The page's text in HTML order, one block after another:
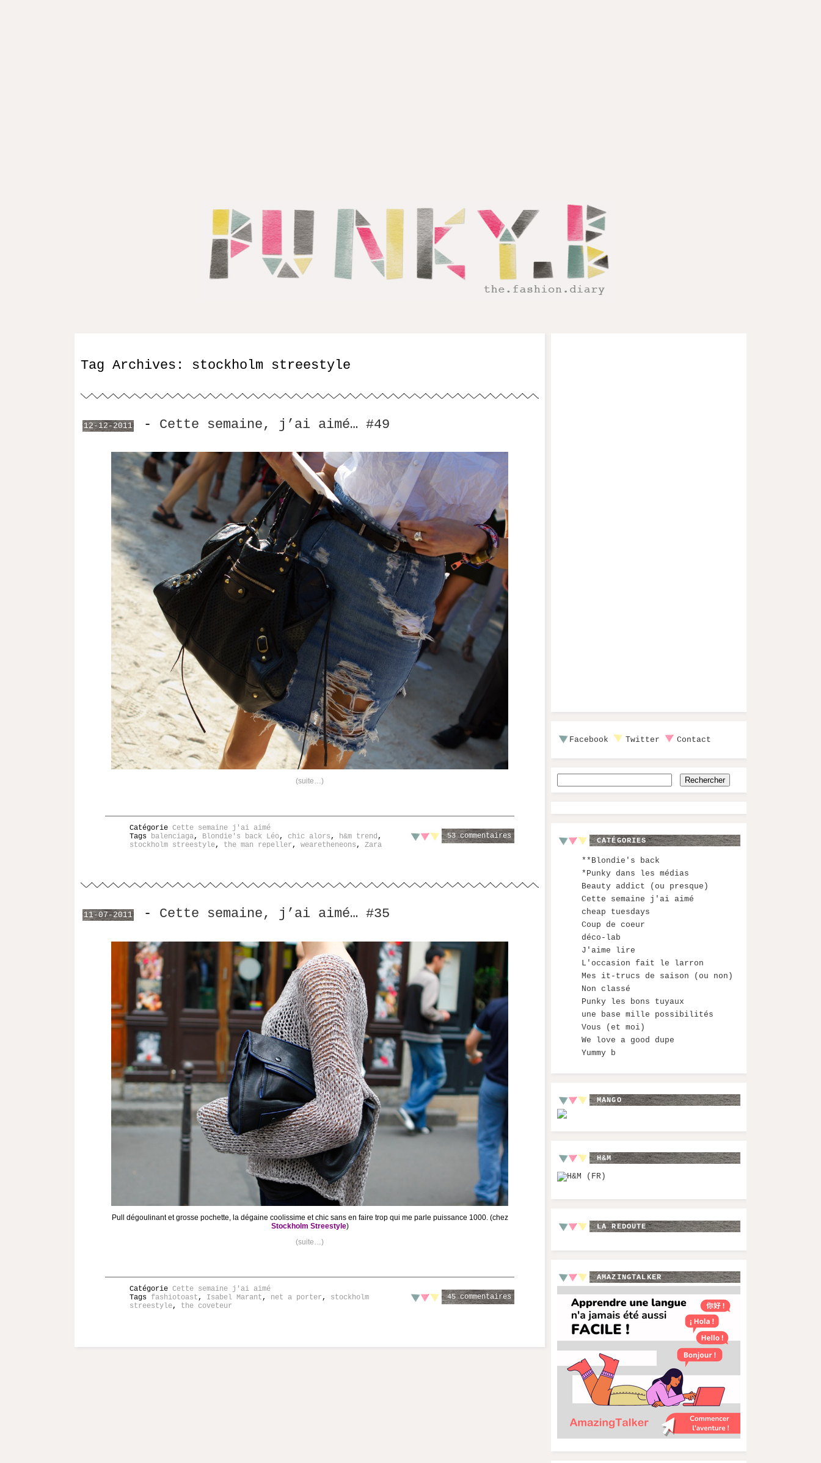
Tag Archives: stockholm streestyle
12-12-2011 - Cette semaine, j’ai aimé… #49
(suite…)
53 commentaires
Catégorie Cette semaine j'ai aimé
Tags balenciaga, Blondie's back Léo, chic alors, h&m trend,
stockholm streestyle, the man repeller, wearetheneons, Zara
11-07-2011 - Cette semaine, j’ai aimé… #35
Pull dégoulinant et grosse pochette, la dégaine coolissime et chic sans en faire trop qui me parle puissance 1000. (chez
Stockholm Streestyle)
(suite…)
45 commentaires
Catégorie Cette semaine j'ai aimé
Tags fashiotoast, Isabel Marant, net a porter, stockholm
streestyle, the coveteur
Facebook Twitter Contact
CATÉGORIES
**Blondie's back
*Punky dans les médias
Beauty addict (ou presque)
Cette semaine j'ai aimé
cheap tuesdays
Coup de coeur
déco-lab
J'aime lire
L'occasion fait le larron
Mes it-trucs de saison (ou non)
Non classé
Punky les bons tuyaux
une base mille possibilités
Vous (et moi)
We love a good dupe
Yummy b
MANGO
H&M
LA REDOUTE
AMAZINGTALKER